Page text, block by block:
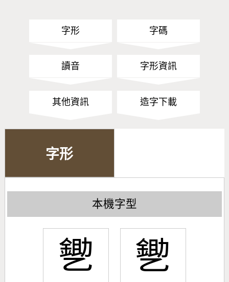
字形 字碼
讀音 字形資訊
其他資訊 造字下載
字形
本機字型
㐥 㐥